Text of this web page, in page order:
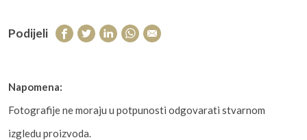
Podijeli
Napomena:
Fotografije ne moraju u potpunosti odgovarati stvarnom
izgledu proizvoda.